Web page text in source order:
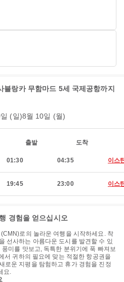
랑카 무함마드 5세 국제공항까지
(일)8월 10일 (월)
출발 도착
01:30 04:35 이스
19:45 23:00 이스
경험을 얻으십시오
로의 놀라운 여행을 시작하세요. 착
선사하는 아름다운 도시를 발견할 수 있
미를 맛보고, 독특한 분위기에 푹 빠져보
서 귀하의 필요에 맞는 적절한 항공권을
로운 지평을 탐험하고 휴가 경험을 진정
요.